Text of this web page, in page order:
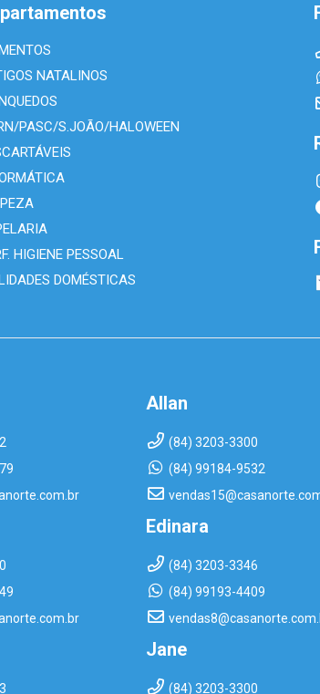
NATALINOS
PASC/S.JOÃO/HALOWEEN
HIGIENE PESSOAL
DOMÉSTICAS
Allan
(84) 3203-3300
(84) 99184-9532
Edinara
(84) 3203-3346
(84) 99193-4409
Jane
(84) 3203-3300